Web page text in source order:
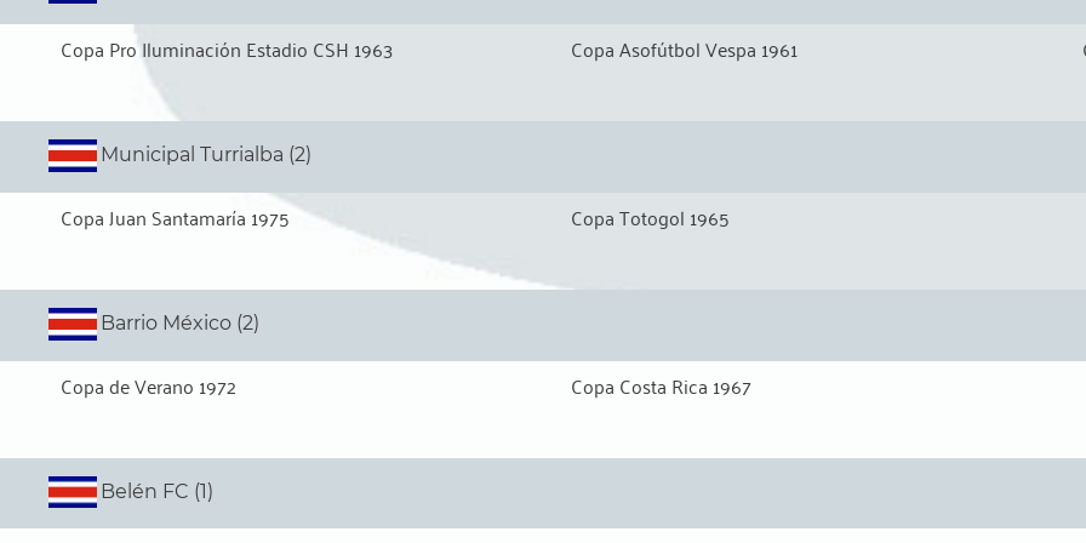
Copa Pro Iluminación Estadio CSH 1963 Copa Asofútbol Vespa 1961
Municipal Turrialba (2)
Copa Juan Santamaría 1975 Copa Totogol 1965
Barrio México (2)
Copa de Verano 1972 Copa Costa Rica 1967
Belén FC (1)